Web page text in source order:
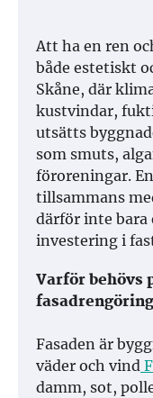
Att ha en ren
både estetiskt
Skåne, där
kustvindar,
utsätts
som smuts,
föroreningar.
tillsammans
därför inte bara
investering i
Varför behövs
Fasaden är
väder och vind
damm, sot,